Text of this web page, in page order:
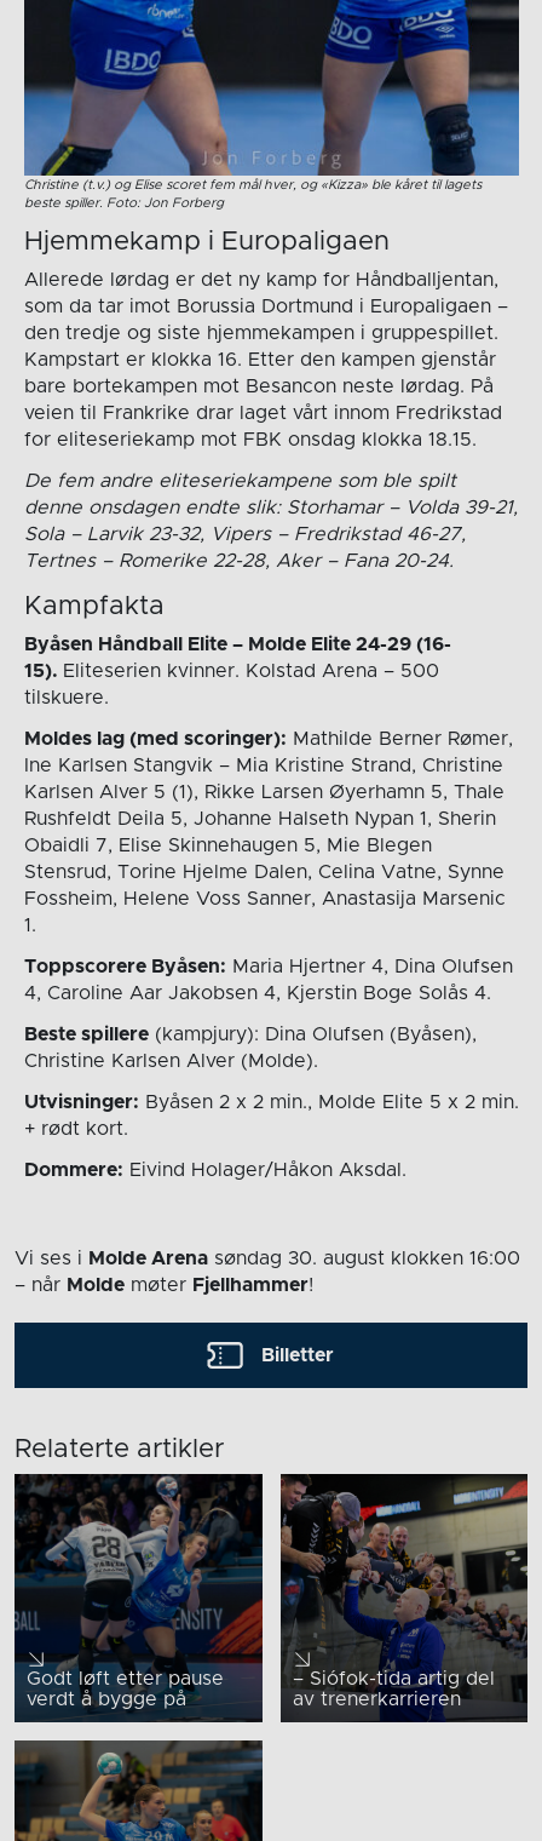
Christine (t.v.) og Elise scoret fem mål hver, og «Kizza» ble kåret til lagets
beste spiller. Foto: Jon Forberg
Hjemmekamp i Europaligaen
Allerede lørdag er det ny kamp for Håndballjentan,
som da tar imot Borussia Dortmund i Europaligaen –
den tredje og siste hjemmekampen i gruppespillet.
Kampstart er klokka 16. Etter den kampen gjenstår
bare bortekampen mot Besancon neste lørdag. På
veien til Frankrike drar laget vårt innom Fredrikstad
for eliteseriekamp mot FBK onsdag klokka 18.15.
De fem andre eliteseriekampene som ble spilt
denne onsdagen endte slik: Storhamar – Volda 39-21,
Sola – Larvik 23-32, Vipers – Fredrikstad 46-27,
Tertnes – Romerike 22-28, Aker – Fana 20-24.
Kampfakta
Byåsen Håndball Elite – Molde Elite 24-29 (16-
15). Eliteserien kvinner. Kolstad Arena – 500
tilskuere.
Moldes lag (med scoringer): Mathilde Berner Rømer,
Ine Karlsen Stangvik – Mia Kristine Strand, Christine
Karlsen Alver 5 (1), Rikke Larsen Øyerhamn 5, Thale
Rushfeldt Deila 5, Johanne Halseth Nypan 1, Sherin
Obaidli 7, Elise Skinnehaugen 5, Mie Blegen
Stensrud, Torine Hjelme Dalen, Celina Vatne, Synne
Fossheim, Helene Voss Sanner, Anastasija Marsenic
1.
Toppscorere Byåsen: Maria Hjertner 4, Dina Olufsen
4, Caroline Aar Jakobsen 4, Kjerstin Boge Solås 4.
Beste spillere(kampjury): Dina Olufsen (Byåsen),
Christine Karlsen Alver (Molde).
Utvisninger: Byåsen 2 x 2 min., Molde Elite 5 x 2 min.
+ rødt kort.
Dommere: Eivind Holager/Håkon Aksdal.
Vi ses i Molde Arena søndag 30. august klokken 16:00
– når Molde møter Fjellhammer!
Billetter
Relaterte artikler
Godt løft etter pause
verdt å bygge på
– Siófok-tida artig del
av trenerkarrieren